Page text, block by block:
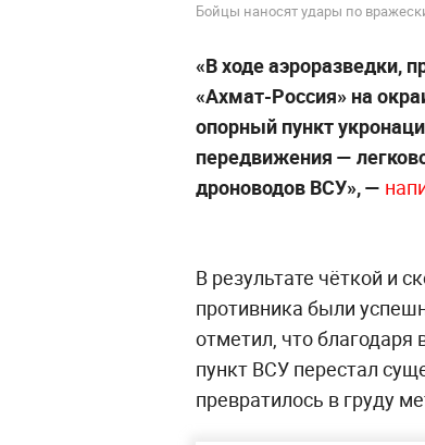
Бойцы наносят удары по
«В ходе аэроразведки,
«Ахмат-Россия» на
опорный пункт
передвижения —
дроноводов ВСУ», —
В результате чёткой и
противника были
отметил, что
пункт ВСУ перестал
превратилось в груду